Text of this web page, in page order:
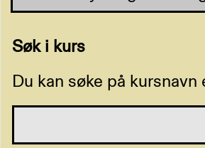
Søk i kurs
Du kan søke på